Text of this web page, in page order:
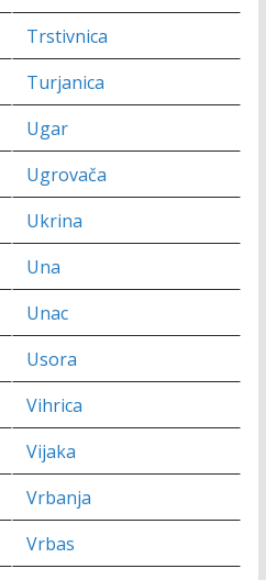
Trstivnica
Turjanica
Ugar
Ugrovača
Ukrina
Una
Unac
Usora
Vihrica
Vijaka
Vrbanja
Vrbas